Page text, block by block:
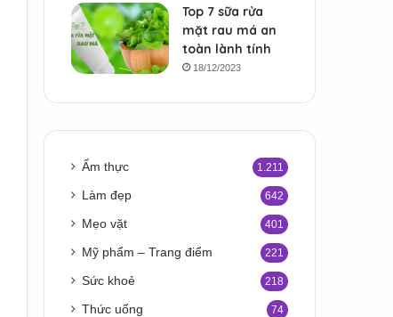
Top 7 sữa rửa
mặt rau má an
toàn lành tính
18/12/2023
Ẩm thực 1.211
Làm đẹp 642
Mẹo vặt 401
Mỹ phẩm – Trang điểm 221
Sức khoẻ 218
Thức uống 74